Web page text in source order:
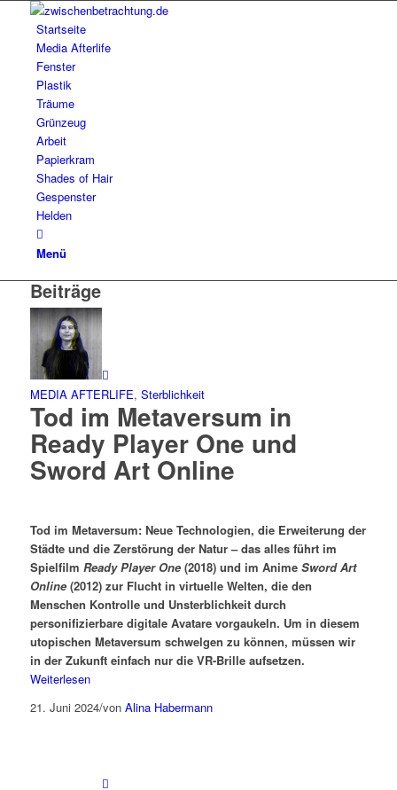
Startseite
Media Afterlife
Fenster
Plastik
Träume
Grünzeug
Arbeit
Papierkram
Shades of Hair
Gespenster
Helden
Menü
Beiträge
MEDIA AFTERLIFE, Sterblichkeit
Tod im Metaversum in
Ready Player One und
Sword Art Online
Tod im Metaversum: Neue Technologien, die Erweiterung der
Städte und die Zerstörung der Natur – das alles führt im
Spielfilm Ready Player One(2018) und im Anime Sword Art
Online (2012) zur Flucht in virtuelle Welten, die den
Menschen Kontrolle und Unsterblichkeit durch
personifizierbare digitale Avatare vorgaukeln. Um in diesem
utopischen Metaversum schwelgen zu können, müssen wir
in der Zukunft einfach nur die VR-Brille aufsetzen.
Weiterlesen
21. Juni 2024/von Alina Habermann